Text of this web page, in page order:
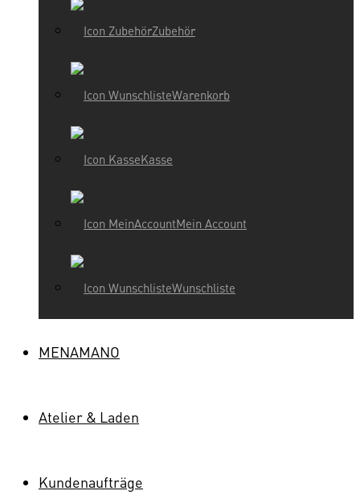
Zubehör
Warenkorb
Kasse
Mein Account
Wunschliste
MENAMANO
Atelier & Laden
Kundenaufträge